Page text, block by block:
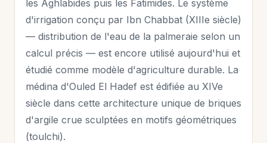
les Aghlabides puis les Fatimides. Le système
d'irrigation conçu par Ibn Chabbat (XIIIe siècle)
— distribution de l'eau de la palmeraie selon un
calcul précis — est encore utilisé aujourd'hui et
étudié comme modèle d'agriculture durable. La
médina d'Ouled El Hadef est édifiée au XIVe
siècle dans cette architecture unique de briques
d'argile crue sculptées en motifs géométriques
(toulchi).